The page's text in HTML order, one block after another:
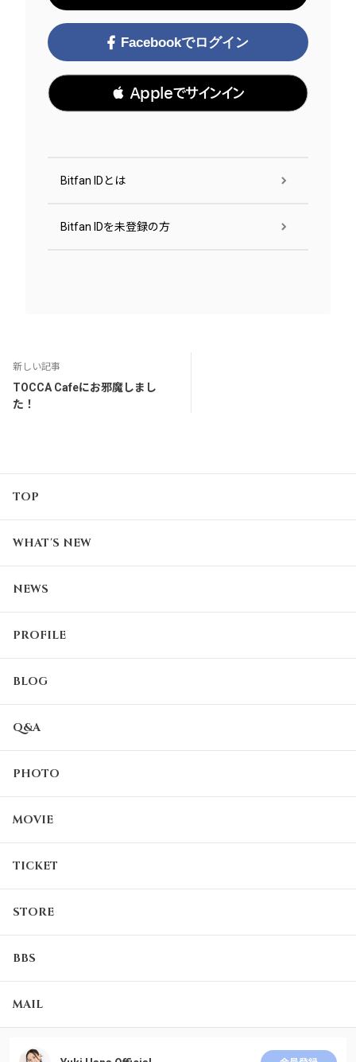
Facebookでログイン
 Appleでサインイン
Bitfan IDとは
Bitfan IDを未登録の方
新しい記事
TOCCA Cafeにお邪魔しまし
た！
TOP
WHAT'S NEW
NEWS
PROFILE
BLOG
Q&A
PHOTO
MOVIE
TICKET
STORE
BBS
MAIL